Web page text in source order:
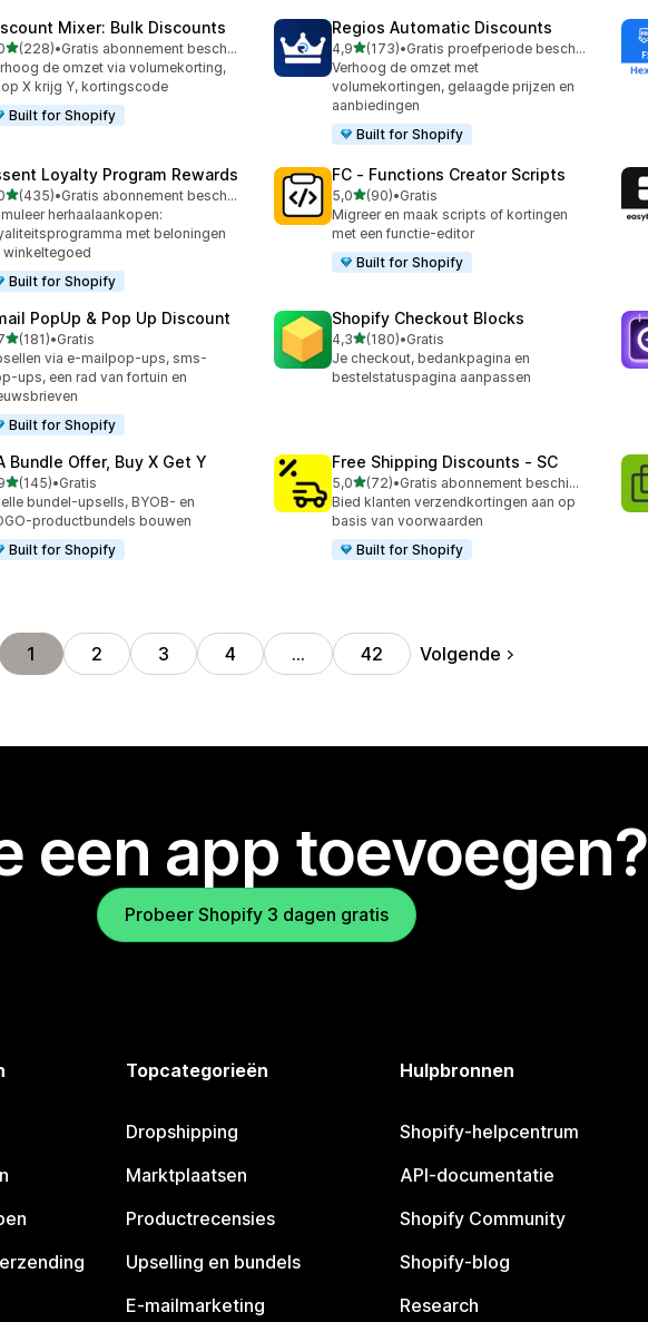
Mixer: Bulk Discounts
van 5 sterren
(228)
recensies in totaal
•
Gratis abonnement beschikbaar
de omzet via volumekorting,
X krijg Y, kortingscode
Built for Shopify
Regios Automatic Discounts
4,9van 5 sterren
(173)
173 recensies in totaal
•
Gratis proefperiode beschikbaar
Verhoog de omzet met
volumekortingen, gelaagde prijzen en
aanbiedingen
Built for Shopify
Loyalty Program Rewards
van 5 sterren
(435)
recensies in totaal
•
Gratis abonnement beschikbaar
herhaalaankopen:
met beloningen
winkeltegoed
Built for Shopify
FC ‑ Functions Creator Scripts
5,0van 5 sterren
(90)
90 recensies in totaal
•Gratis
Migreer en maak scripts of kortingen
met een functie-editor
Built for Shopify
PopUp & Pop Up Discount
van 5 sterren
(181)
recensies in totaal
•Gratis
via e-mailpop-ups, sms-
ups, een rad van fortuin en
Built for Shopify
Shopify Checkout Blocks
4,3van 5 sterren
(180)
180 recensies in totaal
•Gratis
Je checkout, bedankpagina en
bestelstatuspagina aanpassen
Bundle Offer, Buy X Get Y
van 5 sterren
(145)
recensies in totaal
•Gratis
bundel-upsells, BYOB- en
productbundels bouwen
Built for Shopify
Free Shipping Discounts ‑ SC
5,0van 5 sterren
(72)
72 recensies in totaal
•
Gratis abonnement beschikbaar
Bied klanten verzendkortingen aan op
basis van voorwaarden
Built for Shopify
1 2 3 4 … 42 Volgende
een app toevoegen?
Probeer Shopify 3 dagen gratis
Topcategorieën
Dropshipping
Marktplaatsen
Productrecensies
Upselling en bundels
E-mailmarketing
Hulpbronnen
Shopify-helpcentrum
API-documentatie
Shopify Community
Shopify-blog
Research